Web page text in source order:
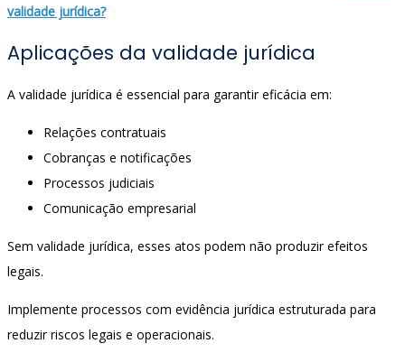
validade jurídica?
Aplicações da validade jurídica
A validade jurídica é essencial para garantir eficácia em:
Relações contratuais
Cobranças e notificações
Processos judiciais
Comunicação empresarial
Sem validade jurídica, esses atos podem não produzir efeitos
legais.
Implemente processos com evidência jurídica estruturada para
reduzir riscos legais e operacionais.